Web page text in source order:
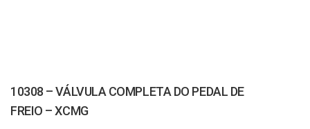
10308 – VÁLVULA COMPLETA DO PEDAL DE
FREIO – XCMG